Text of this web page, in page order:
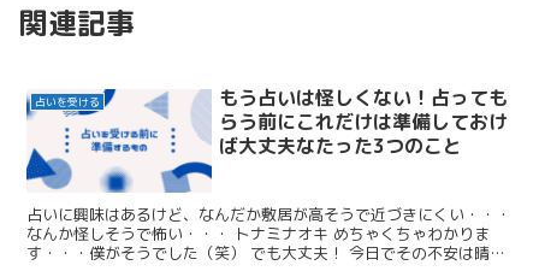
関連記事
占いを受ける
もう占いは怪しくない！占っても
らう前にこれだけは準備しておけ
ば大丈夫なたった3つのこと
占いに興味はあるけど、なんだか敷居が高そうで近づきにくい・・・
なんか怪しそうで怖い・・・ トナミナオキ めちゃくちゃわかりま
す・・・僕がそうでした（笑） でも大丈夫！ 今日でその不安は晴れ